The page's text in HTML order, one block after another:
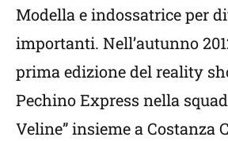
Modella e indossatrice per
importanti. Nell’autunno
prima edizione del reality
Pechino Express nella
Veline” insieme a Costanza